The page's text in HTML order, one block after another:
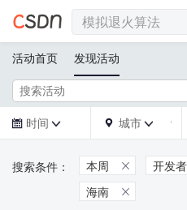
活动首页 发现活动
 时间   城市 
本周  开发者
海南 